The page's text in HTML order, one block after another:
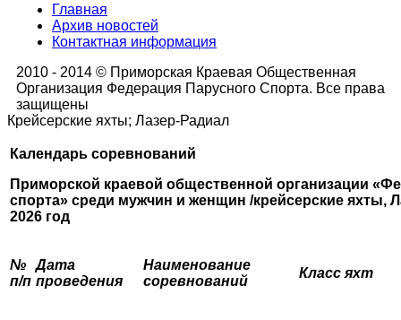
Главная
Архив новостей
Контактная информация
2010 - 2014 © Приморская Краевая Общественная
Организация Федерация Парусного Спорта. Все права
защищены
Крейсерские яхты; Лазер-Радиал
Календарь соревнований
Приморской краевой общественной организации
спорта» среди мужчин и женщин /крейсерские яхты,
2026 год
№
п/п
Дата
проведения
Наименование
соревнований
Класс яхт